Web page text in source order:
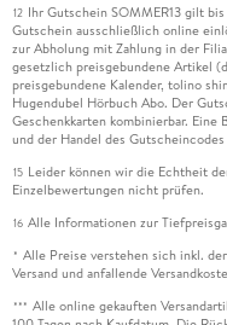
12 Ihr Gutschein SOMMER13 gilt
Gutschein ausschließlich online
zur Abholung mit Zahlung in der
gesetzlich preisgebundene Artikel
preisgebundene Kalender, tolino
Hugendubel Hörbuch Abo. Der
Geschenkkarten kombinierbar.
und der Handel des
15 Leider können wir die Echtheit
Einzelbewertungen nicht prüfen.
16 Alle Informationen zur
* Alle Preise verstehen sich inkl.
Versand und anfallende
*** Alle online gekauften